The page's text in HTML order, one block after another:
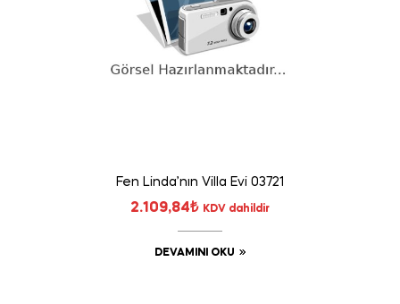
Fen Linda’nın Villa Evi 03721
2.109,84₺ KDV dahildir
DEVAMINI OKU